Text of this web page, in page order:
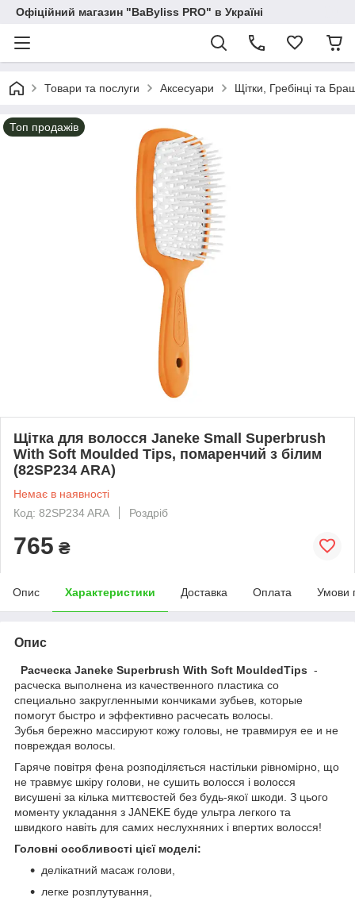
Офіційний магазин "BaByliss PRO" в Україні
Товари та послуги Аксесуари Щітки, Гребінці та
Топ продажів
Щітка для волосся Janeke Small Superbrush
With Soft Moulded Tips, помаренчий з білим
(82SP234 ARA)
Немає в наявності
Код: 82SP234 ARA
Роздріб
765 ₴
Опис Характеристики Доставка Оплата Умови
Опис
Расческа Janeke Superbrush With Soft MouldedTips -
расческа выполнена из качественного пластика со
специально закругленными кончиками зубьев, которые
помогут быстро и эффективно расчесать волосы.
Зубья бережно массируют кожу головы, не травмируя ее и не
повреждая волосы.
Гаряче повітря фена розподіляється настільки рівномірно, що
не травмує шкіру голови, не сушить волосся і волосся
висушені за кілька миттєвостей без будь-якої шкоди. З цього
моменту укладання з JANEKE буде ультра легкого та
швидкого навіть для самих неслухняних і впертих волосся!
Головні особливості цієї моделі:
делікатний масаж голови,
легке розплутування,